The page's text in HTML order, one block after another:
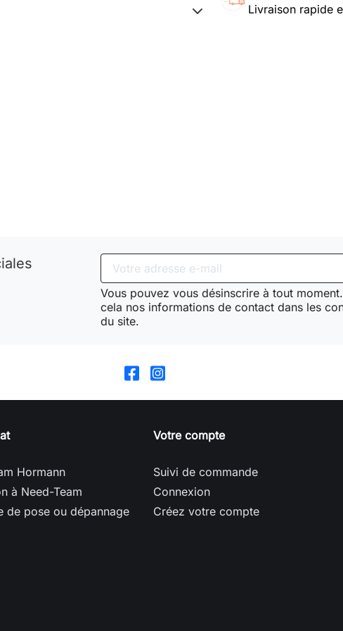
Livraison rapide
Vous pouvez vous désinscrire à tout
cela nos informations de contact dans les
du site.
Hormann
à Need-Team
de pose ou dépannage
Votre compte
Suivi de commande
Connexion
Créez votre compte